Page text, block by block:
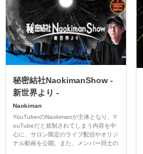
秘密結社NaokimanShow -
新世界より -
Naokiman
YouTuberのNaokimanが主体となり、Y
ouTubeだと規制されてしまう内容を中
心に、サロン限定のライブ配信やオリジ
ナル動画を公開。また、メンバー同士の